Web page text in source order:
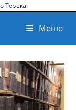
Терека
Меню